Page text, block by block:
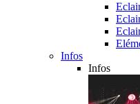
Infos
Infos